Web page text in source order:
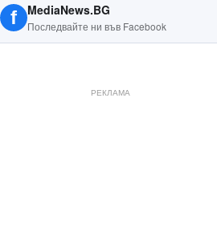
f MediaNews.BG
Последвайте ни във Facebook
РЕКЛАМА